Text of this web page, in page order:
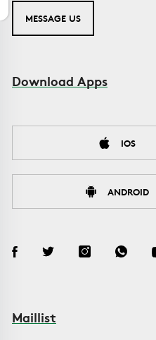
MESSAGE US
Download Apps
IOS
ANDROID
Maillist